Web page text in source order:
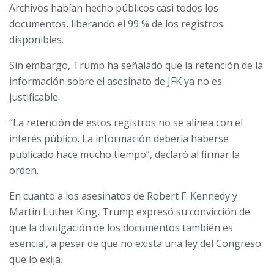
Archivos habían hecho públicos casi todos los
documentos, liberando el 99 % de los registros
disponibles.
Sin embargo, Trump ha señalado que la retención de la
información sobre el asesinato de JFK ya no es
justificable.
“La retención de estos registros no se alinea con el
interés público. La información debería haberse
publicado hace mucho tiempo”, declaró al firmar la
orden.
En cuanto a los asesinatos de Robert F. Kennedy y
Martin Luther King, Trump expresó su convicción de
que la divulgación de los documentos también es
esencial, a pesar de que no exista una ley del Congreso
que lo exija.